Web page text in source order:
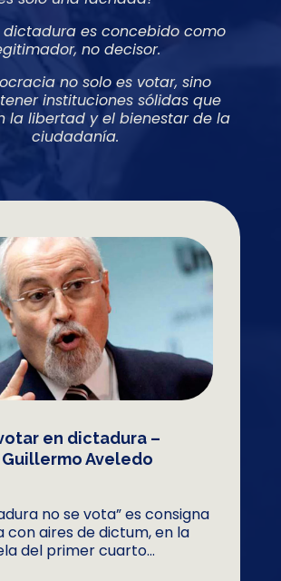
dictadura es concebido como
no decisor.
no solo es votar, sino
instituciones sólidas que
la libertad y el bienestar de la
ciudadanía.
en dictadura –
Guillermo Aveledo
no se vota” es consigna
con aires de dictum, en la
del primer cuarto...